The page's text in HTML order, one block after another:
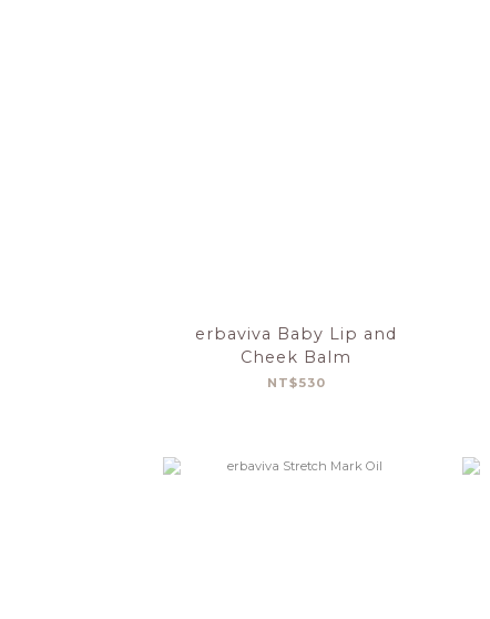
erbaviva Baby Lip and
Cheek Balm
NT$530